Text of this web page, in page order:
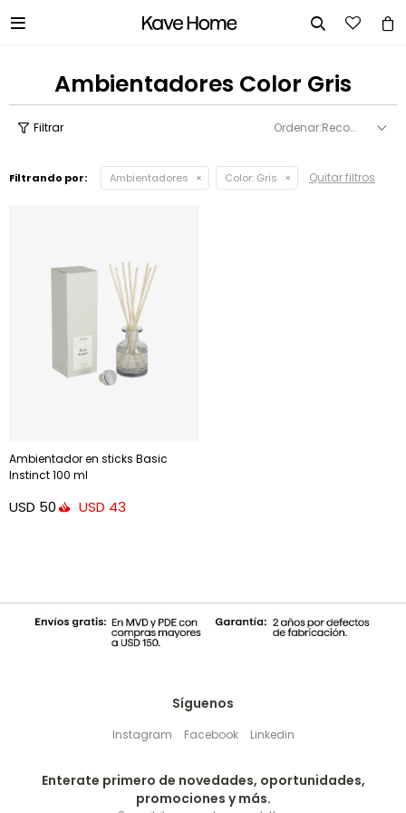
 
Ambientadores Color Gris
Recomendados
Filtrando por: Ambientadores Color: Gris Quitar filtros
Ambientador en sticks Basic
Instinct 100 ml
USD 50 USD 43
Síguenos
Instagram Facebook Linkedin
Enterate primero de novedades, oportunidades,
promociones y más.